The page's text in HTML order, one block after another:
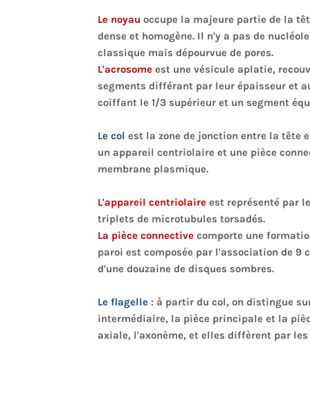
Le noyau occupe la majeure partie de la
dense et homogène. Il n'y a pas de
classique mais dépourvue de pores.
L'acrosome est une vésicule aplatie,
segments différant par leur épaisseur et
coiffant le 1/3 supérieur et un segment
Le col est la zone de jonction entre la tête
un appareil centriolaire et une pièce
membrane plasmique.
L'appareil centriolaireest représenté par
triplets de microtubules torsadés.
La pièce connectivecomporte une
paroi est composée par l'association de 9
d'une douzaine de disques sombres.
Le flagelle: à partir du col, on distingue
intermédiaire, la pièce principale et la
axiale, l'axonème, et elles diffèrent par